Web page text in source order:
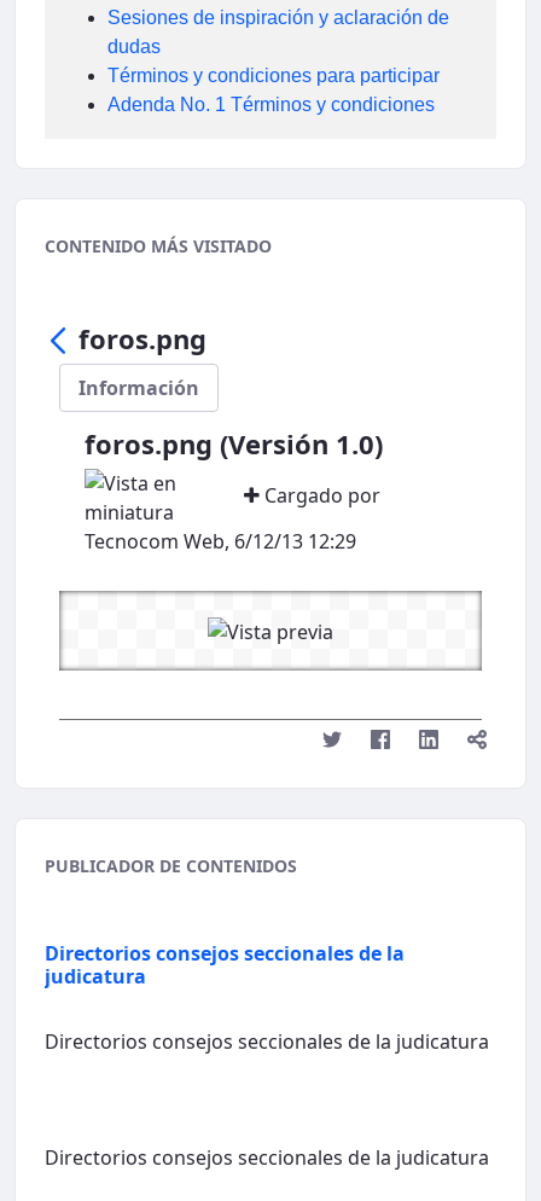
Sesiones de inspiración y aclaración de
dudas
Términos y condiciones para participar
Adenda No. 1 Términos y condiciones
CONTENIDO MÁS VISITADO
foros.png
Información
foros.png (Versión 1.0)
Cargado por
Tecnocom Web, 6/12/13 12:29
PUBLICADOR DE CONTENIDOS
Directorios consejos seccionales de la
judicatura
Directorios consejos seccionales de la judicatura
Directorios consejos seccionales de la judicatura